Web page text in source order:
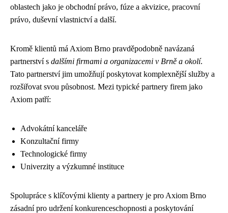
oblastech jako je obchodní právo, fúze a akvizice, pracovní
právo, duševní vlastnictví a další.
Kromě klientů má Axiom Brno pravděpodobně navázaná
partnerství s dalšími firmami a organizacemi v Brně a okolí.
Tato partnerství jim umožňují poskytovat komplexnější služby a
rozšiřovat svou působnost. Mezi typické partnery firem jako
Axiom patří:
Advokátní kanceláře
Konzultační firmy
Technologické firmy
Univerzity a výzkumné instituce
Spolupráce s klíčovými klienty a partnery je pro Axiom Brno
zásadní pro udržení konkurenceschopnosti a poskytování